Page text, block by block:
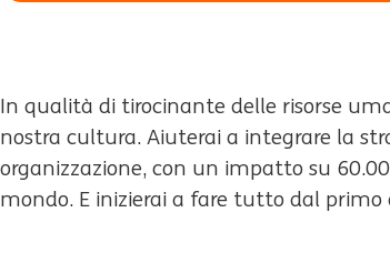
In qualità di tirocinante delle risorse
nostra cultura. Aiuterai a integrare la
organizzazione, con un impatto su
mondo. E inizierai a fare tutto dal primo